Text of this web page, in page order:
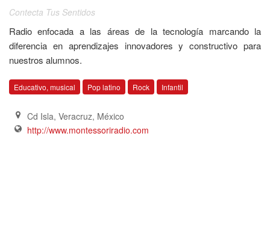
Contecta Tus Sentidos
Radio enfocada a las áreas de la tecnología marcando la
diferencia en aprendizajes innovadores y constructivo para
nuestros alumnos.
Educativo, musical Pop latino Rock Infantil
Cd Isla, Veracruz, México
http://www.montessoriradio.com